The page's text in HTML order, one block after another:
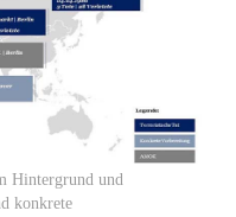
Hintergrund und
konkrete